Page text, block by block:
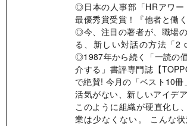
◎日本の人事部「HRアワー
最優秀賞受賞！『他者と働
◎今、注目の著者が、職場
る、新しい対話の方法「2
◎1987年から続く「一読の
介する」書評専門誌【
で絶賛! 今月の「ベスト10
活気がない、新しいアイデ
このように組織が硬直化し
業は少なくない。 こんな状